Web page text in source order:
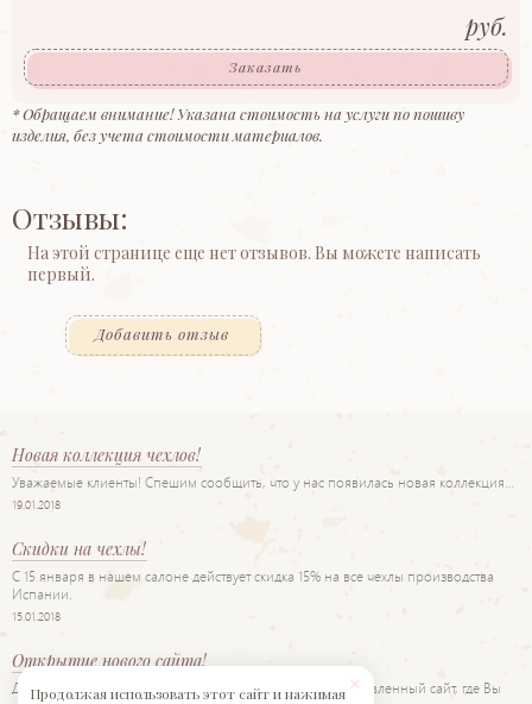
руб.
Заказать
* Обращаем внимание! Указана стоимость на услуги по пошиву
изделия, без учета стоимости материалов.
Отзывы:
На этой странице еще нет отзывов. Вы можете написать
первый.
Добавить отзыв
Новая коллекция чехлов!
Уважаемые клиенты! Спешим сообщить, что у нас появилась новая коллекция…
19.01.2018
Скидки на чехлы!
С 15 января в нашем салоне действует скидка 15% на все чехлы производства
Испании.
15.01.2018
Открытие нового сайта!
Дорогие друзья! Рады представить Вам наш новый обновленный сайт, где Вы
Продолжая использовать этот сайт и нажимая